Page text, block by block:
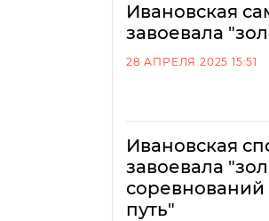
Ивановская
завоевала
28 АПРЕЛЯ 2025 15:51
Ивановская
завоевала
путь"